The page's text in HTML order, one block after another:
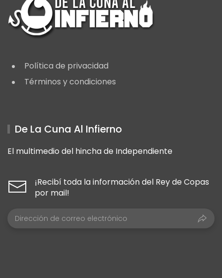
Política de privacidad
Términos y condiciones
De La Cuna Al Infierno
El multimedio del hincha de Independiente
¡Recibí toda la información del Rey de Copas
por mail!